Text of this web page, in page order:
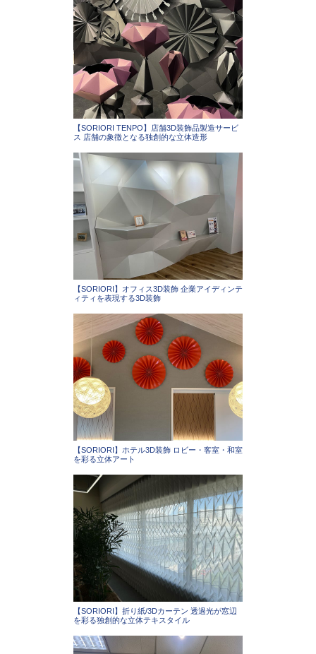
【SORIORI TENPO】店舗3D装飾品製造サービ
ス 店舗の象徴となる独創的な立体造形
【SORIORI】オフィス3D装飾 企業アイディンテ
ィティを表現する3D装飾
【SORIORI】ホテル3D装飾 ロビー・客室・和室
を彩る立体アート
【SORIORI】折り紙/3Dカーテン 透過光が窓辺
を彩る独創的な立体テキスタイル